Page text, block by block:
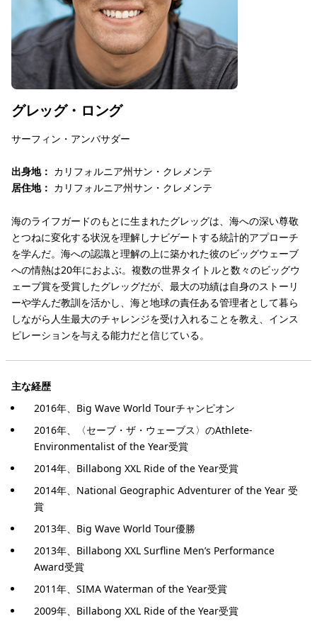
グレッグ・ロング
サーフィン・アンバサダー
出身地： カリフォルニア州サン・クレメンテ
居住地： カリフォルニア州サン・クレメンテ
海のライフガードのもとに生まれたグレッグは、海への深い尊敬
とつねに変化する状況を理解しナビゲートする統計的アプローチ
を学んだ。海への認識と理解の上に築かれた彼のビッグウェーブ
への情熱は20年におよぶ。複数の世界タイトルと数々のビッグウ
ェーブ賞を受賞したグレッグだが、最大の功績は自身のストーリ
ーや学んだ教訓を活かし、海と地球の責任ある管理者として暮ら
しながら人生最大のチャレンジを受け入れることを教え、インス
ピレーションを与える能力だと信じている。
主な経歴
2016年、Big Wave World Tourチャンピオン
2016年、〈セーブ・ザ・ウェーブス〉のAthlete-
Environmentalist of the Year受賞
2014年、Billabong XXL Ride of the Year受賞
2014年、National Geographic Adventurer of the Year 受
賞
2013年、Big Wave World Tour優勝
2013年、Billabong XXL Surfline Men’s Performance
Award受賞
2011年、SIMA Waterman of the Year受賞
2009年、Billabong XXL Ride of the Year受賞